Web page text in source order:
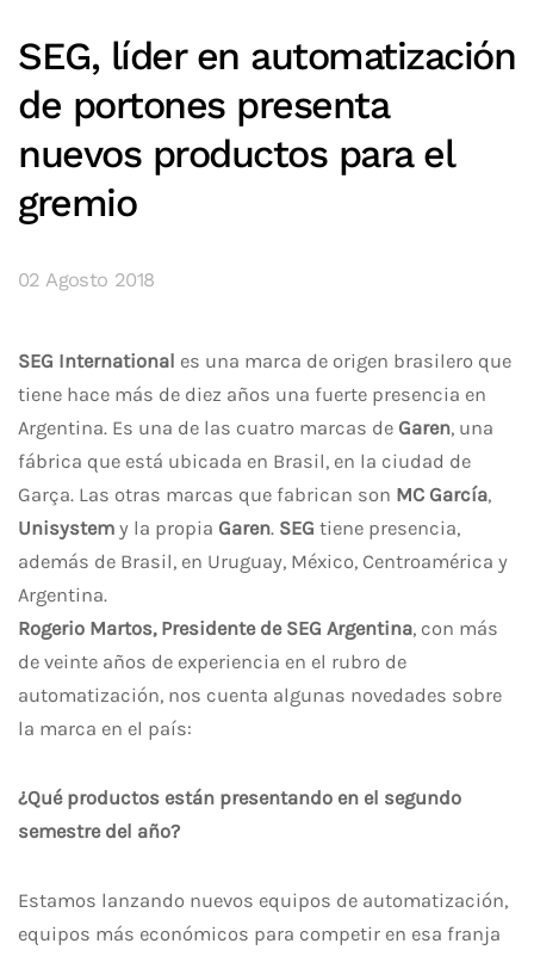
SEG, líder en automatización
de portones presenta
nuevos productos para el
gremio
02 Agosto 2018
SEG International es una marca de origen brasilero que
tiene hace más de diez años una fuerte presencia en
Argentina. Es una de las cuatro marcas de Garen, una
fábrica que está ubicada en Brasil, en la ciudad de
Garça. Las otras marcas que fabrican son MC García,
Unisystem y la propia Garen. SEG tiene presencia,
además de Brasil, en Uruguay, México, Centroamérica y
Argentina.
Rogerio Martos, Presidente de SEG Argentina, con más
de veinte años de experiencia en el rubro de
automatización, nos cuenta algunas novedades sobre
la marca en el país:
¿Qué productos están presentando en el segundo
semestre del año?
Estamos lanzando nuevos equipos de automatización,
equipos más económicos para competir en esa franja